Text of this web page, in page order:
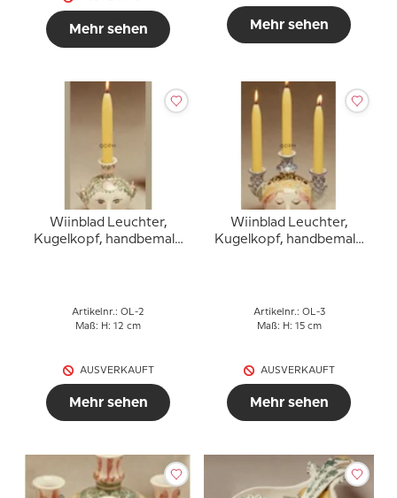
Mehr sehen Mehr sehen
Wiinblad Leuchter,
Kugelkopf, handbemalt,
Artikelnr.: OL-2
Maß: H: 12 cm
AUSVERKAUFT
Mehr sehen
Wiinblad Leuchter,
Kugelkopf, handbemalt,
Artikelnr.: OL-3
Maß: H: 15 cm
AUSVERKAUFT
Mehr sehen